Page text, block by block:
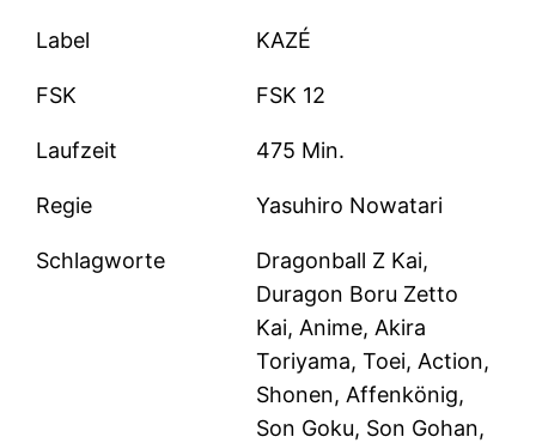
Label KAZÉ
FSK FSK 12
Laufzeit 475 Min.
Regie Yasuhiro Nowatari
Schlagworte
Dragonball Z Kai,
Duragon Boru Zetto
Kai, Anime, Akira
Toriyama, Toei, Action,
Shonen, Affenkönig,
Son Goku, Son Gohan,